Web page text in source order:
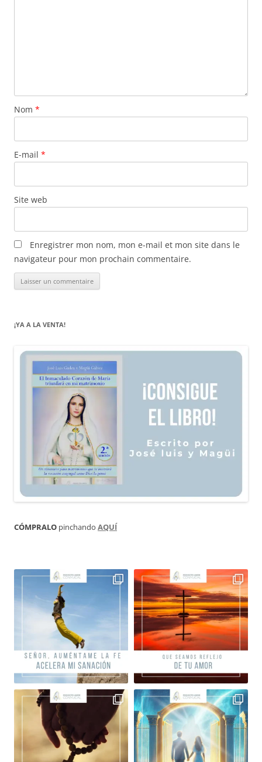
Nom *
E-mail *
Site web
Enregistrer mon nom, mon e-mail et mon site dans le
navigateur pour mon prochain commentaire.
¡YA A LA VENTA!
CÓMPRALO pinchando AQUÍ